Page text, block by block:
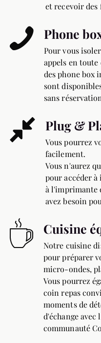
et recevoir
Phone
Pour vous
appels en
des phone box
sont
sans
Plug &
Vous pourrez
facilement.
Vous n'aurez
pour accéder
à l'imprimante
avez besoin
Cuisine
Notre cuisine
pour préparer
micro-ondes,
Vous pourrez
coin repas
moments de
d'échange avec
communauté